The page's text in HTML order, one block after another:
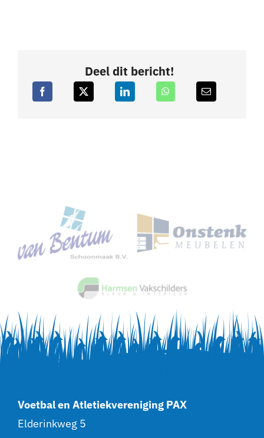
Deel dit bericht!
Voetbal en Atletiekvereniging PAX
Elderinkweg 5